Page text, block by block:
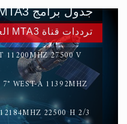
القرآن
ومهيمنٌ
ترددات قناة MTA3 العربية:
11200MHZ 27500 V
WEST-A 11392MHZ
22500 H 2/3
جدول برامج MTA3